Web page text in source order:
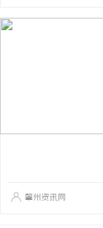
肇州资讯网